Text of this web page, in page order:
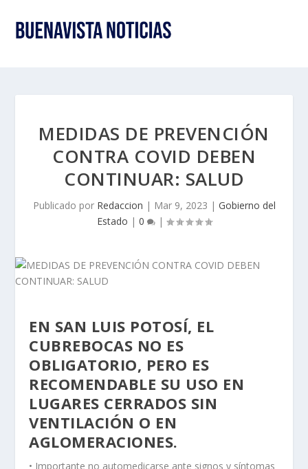
MEDIDAS DE PREVENCIÓN
CONTRA COVID DEBEN
CONTINUAR: SALUD
Publicado por Redaccion | Mar 9, 2023 | Gobierno del
Estado | 0 |
EN SAN LUIS POTOSÍ, EL
CUBREBOCAS NO ES
OBLIGATORIO, PERO ES
RECOMENDABLE SU USO EN
LUGARES CERRADOS SIN
VENTILACIÓN O EN
AGLOMERACIONES.
• Importante no automedicarse ante signos y síntomas